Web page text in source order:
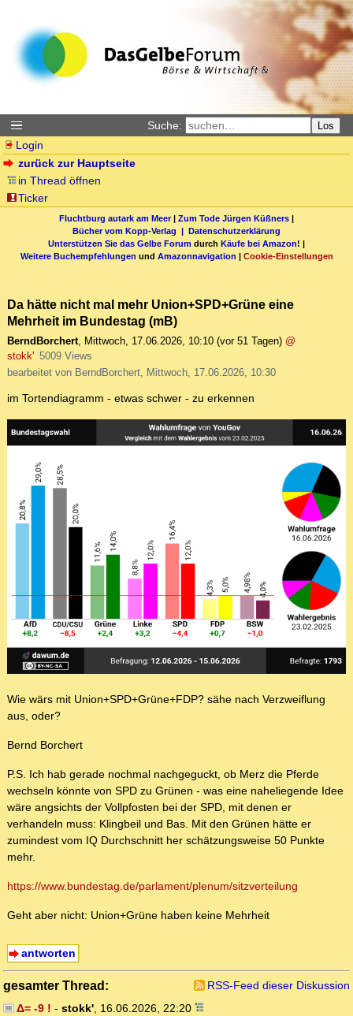
Suche: Los
Login
zurück zur Hauptseite
in Thread öffnen
Ticker
Fluchtburg autark am Meer| Zum Tode Jürgen Küßners |
Bücher vom Kopp-Verlag | Datenschutzerklärung
Unterstützen Sie das Gelbe Forum durch Käufe bei Amazon! |
Weitere Buchempfehlungen und Amazonnavigation | Cookie-Einstellungen
Da hätte nicht mal mehr Union+SPD+Grüne eine
Mehrheit im Bundestag (mB)
BerndBorchert, Mittwoch, 17.06.2026, 10:10 (vor 51 Tagen) @
stokk' 5009 Views
bearbeitet von BerndBorchert, Mittwoch, 17.06.2026, 10:30
im Tortendiagramm - etwas schwer - zu erkennen
Wie wärs mit Union+SPD+Grüne+FDP? sähe nach Verzweiflung
aus, oder?
Bernd Borchert
P.S. Ich hab gerade nochmal nachgeguckt, ob Merz die Pferde
wechseln könnte von SPD zu Grünen - was eine naheliegende Idee
wäre angsichts der Vollpfosten bei der SPD, mit denen er
verhandeln muss: Klingbeil und Bas. Mit den Grünen hätte er
zumindest vom IQ Durchschnitt her schätzungsweise 50 Punkte
mehr.
https://www.bundestag.de/parlament/plenum/sitzverteilung
Geht aber nicht: Union+Grüne haben keine Mehrheit
antworten
gesamter Thread:
RSS-Feed dieser Diskussion
Δ= -9 ! - stokk', 16.06.2026, 22:20